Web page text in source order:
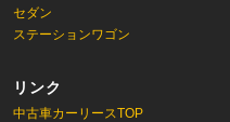
セダン
ステーションワゴン
リンク
中古車カーリースTOP